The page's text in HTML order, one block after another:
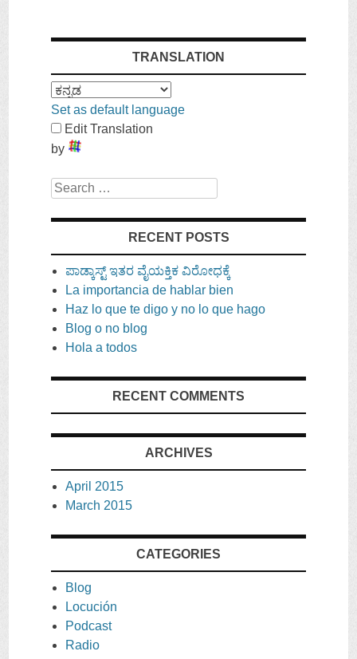
TRANSLATION
Set as default language
Edit Translation
by
Search
RECENT POSTS
ಪಾಡ್ಕಾಸ್ಟ್ ಇತರ ವೈಯಕ್ತಿಕ ವಿರೋಧಕ್ಕೆ
La importancia de hablar bien
Haz lo que te digo y no lo que hago
Blog o no blog
Hola a todos
RECENT COMMENTS
ARCHIVES
April 2015
March 2015
CATEGORIES
Blog
Locución
Podcast
Radio